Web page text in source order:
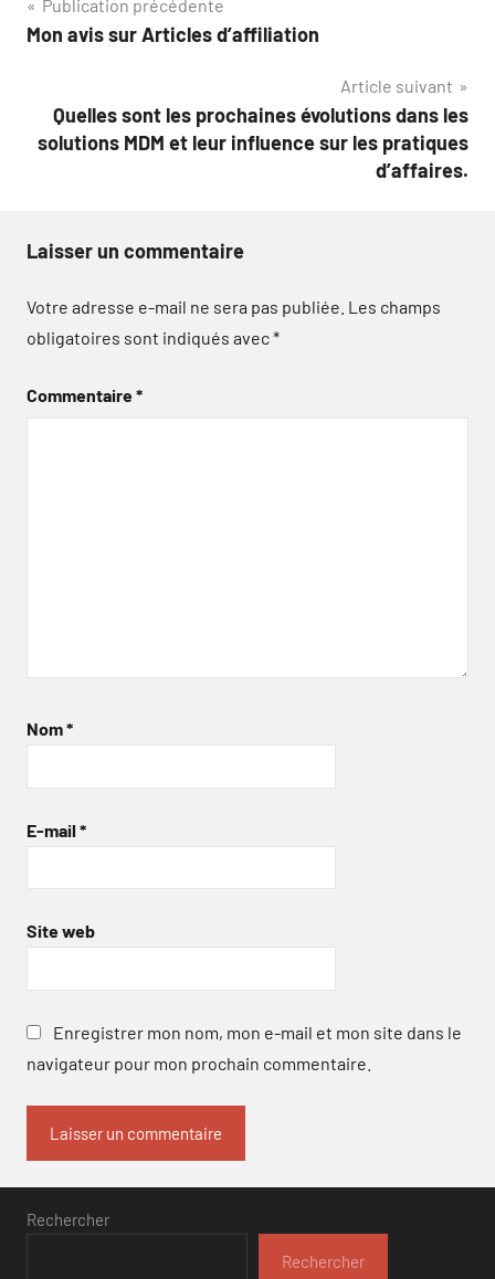
Navigation
de
Publication précédente
Mon avis sur Articles d’affiliation
Article suivant
Quelles sont les prochaines évolutions dans les
solutions MDM et leur influence sur les pratiques
d’affaires.
Laisser un commentaire
Votre adresse e-mail ne sera pas publiée. Les champs
obligatoires sont indiqués avec*
Commentaire*
Nom*
E-mail *
Site web
Enregistrer mon nom, mon e-mail et mon site dans le
navigateur pour mon prochain commentaire.
Rechercher
Rechercher